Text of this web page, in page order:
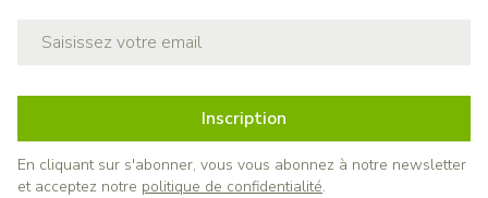
Inscription
En cliquant sur s'abonner, vous vous abonnez à notre newsletter
et acceptez notre politique de confidentialité.